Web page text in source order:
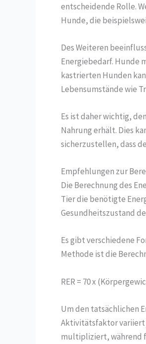
entscheidende Rolle.
Hunde, die
Des Weiteren
Energiebedarf. Hunde
kastrierten Hunden
Lebensumstände wie
Es ist daher wichtig,
Nahrung erhält. Dies
sicherzustellen, dass
Empfehlungen zur
Die Berechnung des
Tier die benötigte
Gesundheitszustand
Es gibt verschiedene
Methode ist die
RER = 70 x
Um den tatsächlichen
Aktivitätsfaktor variiert
multipliziert, während